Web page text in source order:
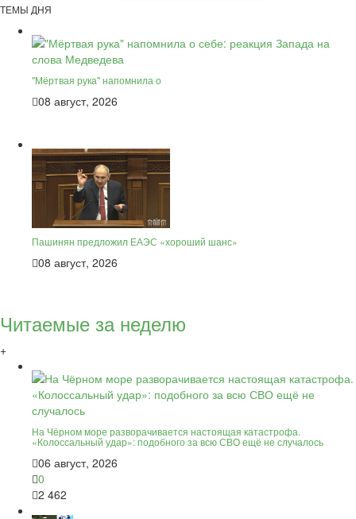
ТЕМЫ ДНЯ
"Мёртвая рука" напомнила о
08 август, 2026
Пашинян предложил ЕАЭС «хороший шанс»
08 август, 2026
Читаемые за неделю
+
На Чёрном море разворачивается настоящая катастрофа.
«Колоссальный удар»: подобного за всю СВО ещё не случалось
06 август, 2026
0
2 462